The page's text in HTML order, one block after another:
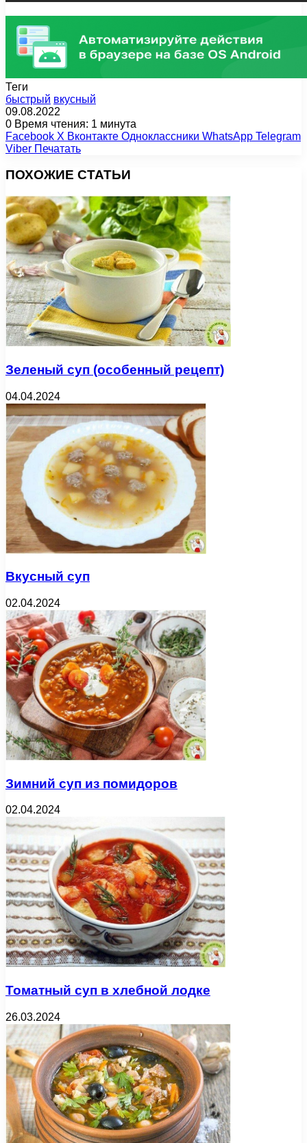
Теги
быстрый вкусный
09.08.2022
0 Время чтения: 1 минута
Facebook X Вконтакте Одноклассники WhatsApp Telegram
Viber Печатать
ПОХОЖИЕ СТАТЬИ
Зеленый суп (особенный рецепт)
04.04.2024
Вкусный суп
02.04.2024
Зимний суп из помидоров
02.04.2024
Томатный суп в хлебной лодке
26.03.2024